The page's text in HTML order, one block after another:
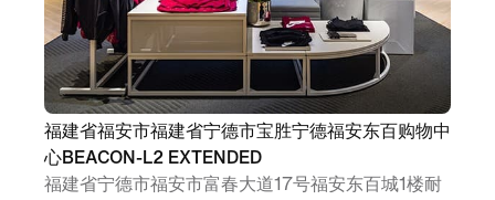
福建省福安市福建省宁德市宝胜宁德福安东百购物中
心BEACON-L2 EXTENDED
福建省宁德市福安市富春大道17号福安东百城1楼耐